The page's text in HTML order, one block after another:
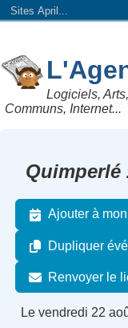
Sites April...
Logiciels,
Communs, Internet...
Quimperlé
Ajouter à
Dupliquer
Renvoyer le
Le vendredi 22